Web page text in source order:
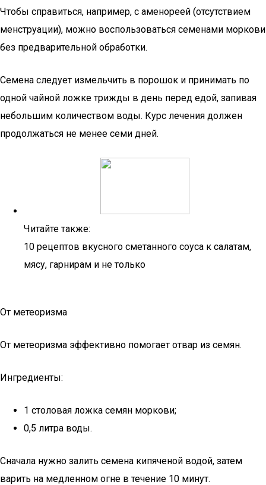
Чтобы справиться, например, с аменореей (отсутствием
менструации), можно воспользоваться семенами моркови
без предварительной обработки.
Семена следует измельчить в порошок и принимать по
одной чайной ложке трижды в день перед едой, запивая
небольшим количеством воды. Курс лечения должен
продолжаться не менее семи дней.
Читайте также:
10 рецептов вкусного сметанного соуса к салатам,
мясу, гарнирам и не только
От метеоризма
От метеоризма эффективно помогает отвар из семян.
Ингредиенты:
1 столовая ложка семян моркови;
0,5 литра воды.
Сначала нужно залить семена кипяченой водой, затем
варить на медленном огне в течение 10 минут.